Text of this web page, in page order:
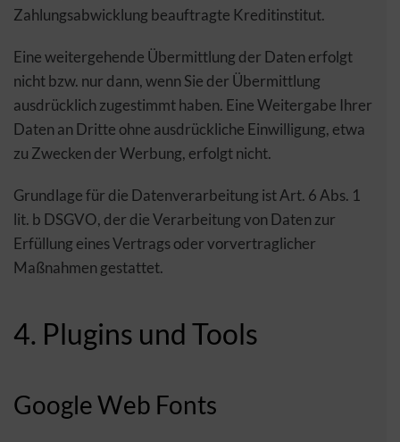
Zahlungsabwicklung beauftragte Kreditinstitut.
Eine weitergehende Übermittlung der Daten erfolgt
nicht bzw. nur dann, wenn Sie der Übermittlung
ausdrücklich zugestimmt haben. Eine Weitergabe Ihrer
Daten an Dritte ohne ausdrückliche Einwilligung, etwa
zu Zwecken der Werbung, erfolgt nicht.
Grundlage für die Datenverarbeitung ist Art. 6 Abs. 1
lit. b DSGVO, der die Verarbeitung von Daten zur
Erfüllung eines Vertrags oder vorvertraglicher
Maßnahmen gestattet.
4. Plugins und Tools
Google Web Fonts